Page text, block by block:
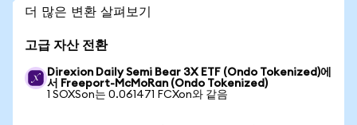
더 많은 변환 살펴보기
고급 자산 전환
Direxion Daily Semi Bear 3X ETF (Ondo Tokenized)에
서 Freeport-McMoRan (Ondo Tokenized)
1 SOXSon는 0.061471 FCXon와 같음